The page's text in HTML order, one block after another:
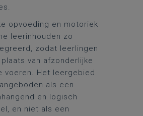
opvoeding en motoriek
leerinhouden zo
zodat leerlingen
van afzonderlijke
voeren. Het leergebied
als een
en logisch
en niet als een